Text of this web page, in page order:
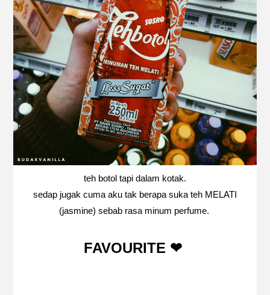
teh botol tapi dalam kotak.
sedap jugak cuma aku tak berapa suka teh MELATI
(jasmine) sebab rasa minum perfume.
FAVOURITE ❤